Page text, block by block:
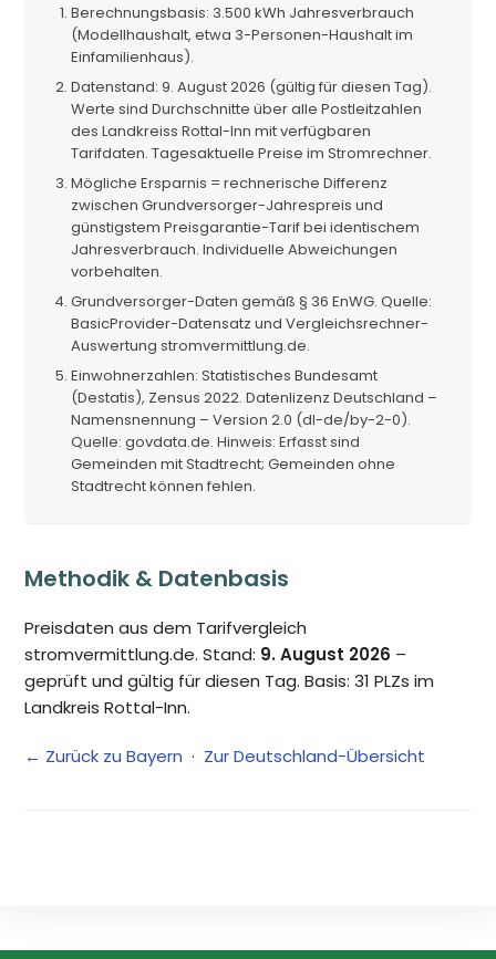
Berechnungsbasis: 3.500 kWh Jahresverbrauch
(Modellhaushalt, etwa 3-Personen-Haushalt im
Einfamilienhaus).
Datenstand: 9. August 2026 (gültig für diesen Tag).
Werte sind Durchschnitte über alle Postleitzahlen
des Landkreiss Rottal-Inn mit verfügbaren
Tarifdaten. Tagesaktuelle Preise im Stromrechner.
Mögliche Ersparnis = rechnerische Differenz
zwischen Grundversorger-Jahrespreis und
günstigstem Preisgarantie-Tarif bei identischem
Jahresverbrauch. Individuelle Abweichungen
vorbehalten.
Grundversorger-Daten gemäß § 36 EnWG. Quelle:
BasicProvider-Datensatz und Vergleichsrechner-
Auswertung stromvermittlung.de.
Einwohnerzahlen: Statistisches Bundesamt
(Destatis), Zensus 2022. Datenlizenz Deutschland –
Namensnennung – Version 2.0 (dl-de/by-2-0).
Quelle: govdata.de. Hinweis: Erfasst sind
Gemeinden mit Stadtrecht; Gemeinden ohne
Stadtrecht können fehlen.
Methodik & Datenbasis
Preisdaten aus dem Tarifvergleich
stromvermittlung.de. Stand: 9. August 2026 –
geprüft und gültig für diesen Tag. Basis: 31 PLZs im
Landkreis Rottal-Inn.
← Zurück zu Bayern · Zur Deutschland-Übersicht